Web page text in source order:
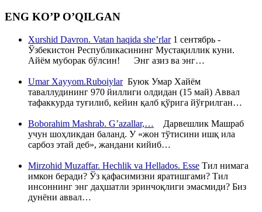
ENG KO’P O’QILGAN
Xurshid Davron. Vatan haqida she’rlar1 сентябрь -
Ўзбекистон Республикасининг Мустақиллик куни.
Айём муборак бўлсин! Энг азиз ва энг…
Umar Xayyom.RuboiylarБуюк Умар Хайём
таваллудининг 970 йиллиги олдидан (15 май) Аввал
тафаккурда туғилиб, кейин қалб қўрига йўғрилган…
Boborahim Mashrab. G’azallar,… Дарвешлик Машраб
учун шоҳликдан баланд. У «жон тўтисини ишқ ила
сарбоз этай деб», жандани кийиб…
Mirzohid Muzaffar. Hechlik va Hellados. Esse Тил нимага
имкон беради? Ўз қафасимизни яратишгами? Тил
инсоннинг энг даҳшатли эринчоқлиги эмасмиди? Биз
дунёни аввал…